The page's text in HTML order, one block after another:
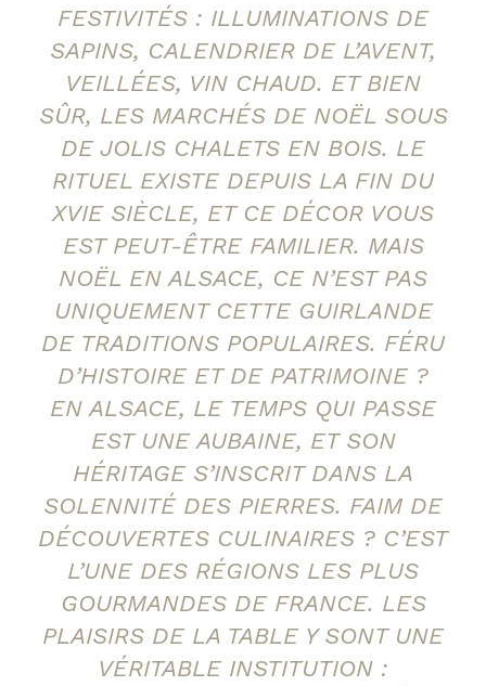
FESTIVITÉS : ILLUMINATIONS DE
SAPINS, CALENDRIER DE L’AVENT,
VEILLÉES, VIN CHAUD. ET BIEN
SÛR, LES MARCHÉS DE NOËL SOUS
DE JOLIS CHALETS EN BOIS. LE
RITUEL EXISTE DEPUIS LA FIN DU
XVIE SIÈCLE, ET CE DÉCOR VOUS
EST PEUT-ÊTRE FAMILIER. MAIS
NOËL EN ALSACE, CE N’EST PAS
UNIQUEMENT CETTE GUIRLANDE
DE TRADITIONS POPULAIRES. FÉRU
D’HISTOIRE ET DE PATRIMOINE ?
EN ALSACE, LE TEMPS QUI PASSE
EST UNE AUBAINE, ET SON
HÉRITAGE S’INSCRIT DANS LA
SOLENNITÉ DES PIERRES. FAIM DE
DÉCOUVERTES CULINAIRES ? C’EST
L’UNE DES RÉGIONS LES PLUS
GOURMANDES DE FRANCE. LES
PLAISIRS DE LA TABLE Y SONT UNE
VÉRITABLE INSTITUTION :